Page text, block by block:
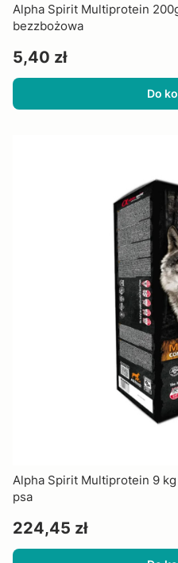
Alpha Spirit Multiprotein
bezzbożowa
Cena
5,40 zł
Do
Alpha Spirit Multiprotein 9
psa
Cena
224,45 zł